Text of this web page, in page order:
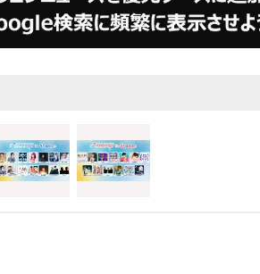
演を果たして以来、2年ぶりに
ズ】として関根瞳、近藤玲